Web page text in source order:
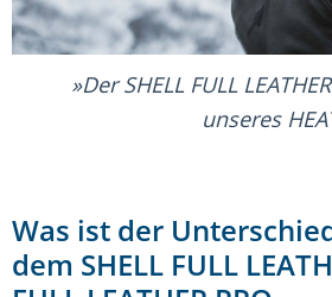
Der SHELL FULL
unseres
Was ist der
dem SHELL FULL